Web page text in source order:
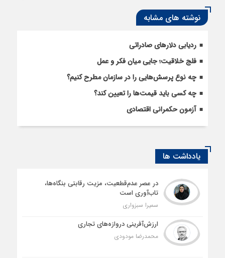
نوشته های مشابه
ردیابی دلارهای صادراتی
فلج خلاقیت؛ جایی میان فکر و عمل
چه نوع پرسش‌هایی را در سازمان مطرح کنیم؟
چه کسی باید قیمت‌ها را تعیین کند؟
آزمون حکمرانی اقتصادی
یادداشت ها
در عصر عدم‌قطعیت، مزیت رقابتی بنگاه‌ها،
تاب‌آوری است
سمیرا سبزواری
ارزش‌آفرینی دروازه‌های تجاری
محمدرضا مودودی